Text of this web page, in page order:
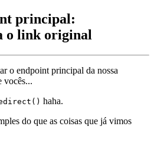
principal:
o link original
o endpoint principal da nossa
vocês...
haha.
do que as coisas que já vimos